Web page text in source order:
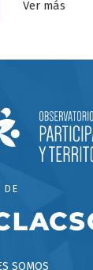
Ver más
DE
SOMOS